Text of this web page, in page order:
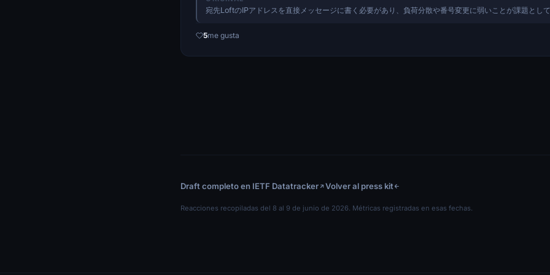
宛先LoftのIPアドレスを直接メッセージに書く必要があり、負荷分散や番号変更に弱いことが課題として
5me gusta
Draft completo en IETF Datatracker Volver al press kit
Reacciones recopiladas del 8 al 9 de junio de 2026. Métricas registradas en esas fechas.